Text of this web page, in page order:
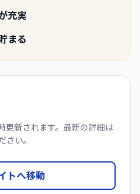
充実
まる
更新されます。最新の詳細は
さい。
トへ移動